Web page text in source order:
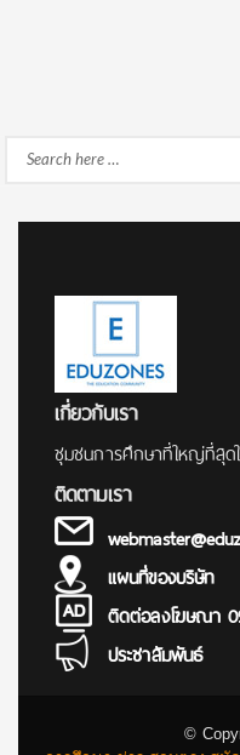
Search
เกี่ยวกับเรา
ชุมชนการศึกษาที่ใหญ่ที่สุดใ
ติดตามเรา
แผนที่ของบริษัท
ติดต่อลงโฆษณา
ประชาสัมพันธ์
©